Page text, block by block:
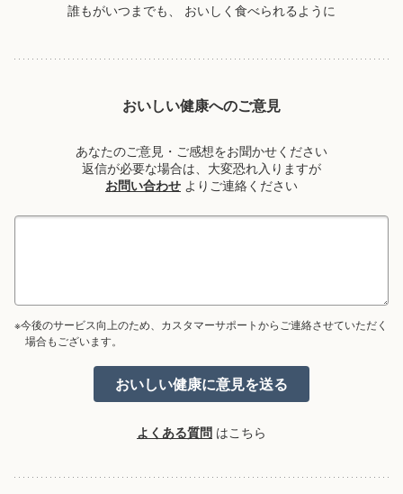
誰もがいつまでも、 おいしく食べられるように
おいしい健康へのご意見
あなたのご意見・ご感想をお聞かせください
返信が必要な場合は、大変恐れ入りますが
お問い合わせ よりご連絡ください
※今後のサービス向上のため、カスタマーサポートからご連絡させていただく
場合もございます。
よくある質問 はこちら